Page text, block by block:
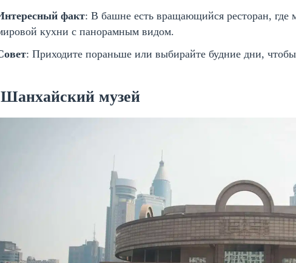
факт: В башне есть вращающийся ресторан, где
кухни с панорамным видом.
: Приходите пораньше или выбирайте будние дни,
музей